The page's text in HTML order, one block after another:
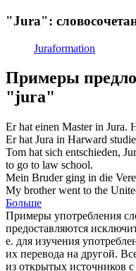
"Jura":
Juraformation
Примеры
"jura"
Er hat einen Master in Jura.
Er hat Jura in Harward
Tom hat sich entschieden,
to go to law school.
Mein Bruder ging in die
My brother went to the
Больше
Примеры употребления
предоставляются
е. для изучения
их перевода на другой.
из открытых источников